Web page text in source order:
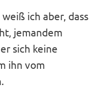
ich aber, dass
jemandem
sich keine
ihn vom